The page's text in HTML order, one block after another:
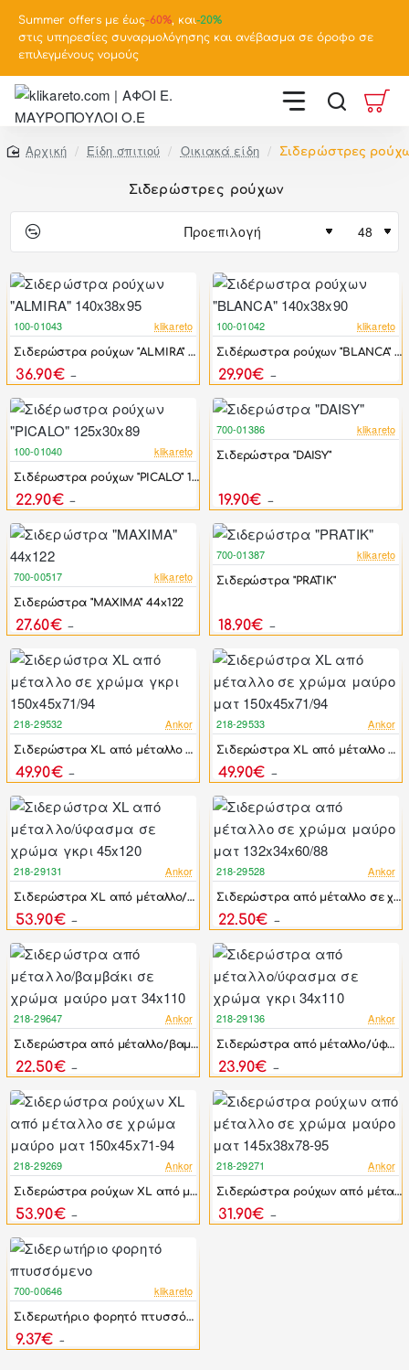
Summer offers με έως-60%, και-20%
στις υπηρεσίες συναρμολόγησης και ανέβασμα σε όροφο σε
επιλεγμένους νομούς
home
Είδη σπιτιού Οικιακά είδη Σιδερώστρες
Σιδερώστρες ρούχων
-50%
100-01043 klikareto
Σιδερώστρα ρούχων "ALMIRA" 140x38x95
36.90€
-50%
100-01042 klikareto
Σιδέρωστρα ρούχων "BLANCA" 140x38x90
29.90€
-49%
100-01040 klikareto
Σιδέρωστρα ρούχων "PICALO" 125x30x89
22.90€
-60%
700-01386 klikareto
Σιδερώστρα "DAISY"
19.90€
-57%
700-00517 klikareto
Σιδερώστρα "MAXIMA" 44x122
27.60€
-58%
700-01387 klikareto
Σιδερώστρα "PRATIK"
18.90€
-31%
218-29532 Ankor
Σιδερώστρα XL από μέταλλο σε χρώμα γκρι 150x45x71/94
49.90€
-31%
218-29533 Ankor
Σιδερώστρα XL από μέταλλο σε χρώμα μαύρο ματ 150x45x71/94
49.90€
-31%
218-29131 Ankor
Σιδερώστρα XL από μέταλλο/ύφασμα σε χρώμα γκρι 45x120
53.90€
-33%
218-29528 Ankor
Σιδερώστρα από μέταλλο σε χρώμα μαύρο ματ 132x34x60/88
22.50€
-33%
218-29647 Ankor
Σιδερώστρα από μέταλλο/βαμβάκι σε χρώμα μαύρο ματ 34x110
22.50€
-33%
218-29136 Ankor
Σιδερώστρα από μέταλλο/ύφασμα σε χρώμα γκρι 34x110
23.90€
-26%
218-29269 Ankor
Σιδερώστρα ρούχων XL από μέταλλο σε χρώμα μαύρο ματ 150x45x71-94
53.90€
-37%
218-29271 Ankor
Σιδερώστρα ρούχων από μέταλλο σε χρώμα μαύρο ματ 145x38x78-95
31.90€
-57%
700-00646 klikareto
Σιδερωτήριο φορητό πτυσσόμενο
9.37€